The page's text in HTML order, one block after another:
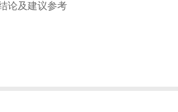
论及建议参考